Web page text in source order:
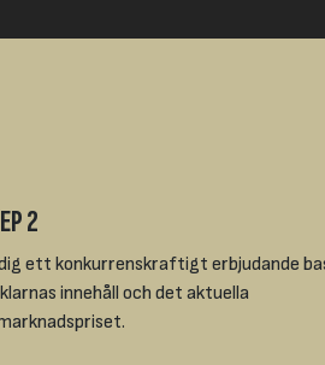
2
ett konkurrenskraftigt erbjudande
innehåll och det aktuella